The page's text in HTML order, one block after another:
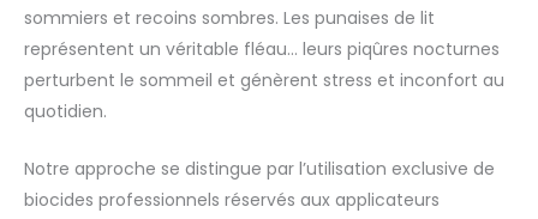
sommiers et recoins sombres. Les punaises de lit
représentent un véritable fléau… leurs piqûres nocturnes
perturbent le sommeil et génèrent stress et inconfort au
quotidien.
Notre approche se distingue par l’utilisation exclusive de
biocides professionnels réservés aux applicateurs